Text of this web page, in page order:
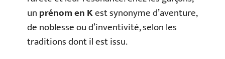
unprénom en Kest synonyme d’aventure,
de noblesse ou d’inventivité, selon les
traditions dont il est issu.